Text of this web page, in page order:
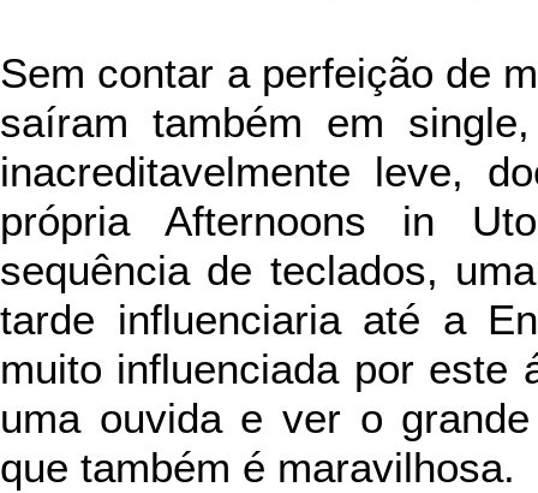
Sem contar a perfeição de
saíram também em
inacreditavelmente leve,
própria Afternoons in
sequência de teclados,
tarde influenciaria até a
muito influenciada por este
uma ouvida e ver o
que também é maravilhosa.